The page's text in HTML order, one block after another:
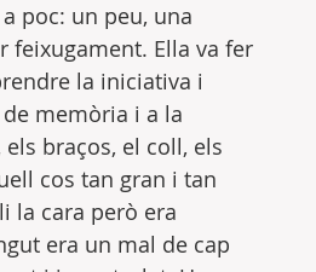
poc: un peu, una
feixugament. Ella va fer
la iniciativa i
memòria i a la
braços, el coll, els
cos tan gran i tan
la cara però era
era un mal de cap